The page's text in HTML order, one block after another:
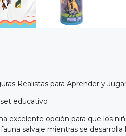
Realistas para Aprender y
educativo
excelente opción para que los
salvaje mientras se